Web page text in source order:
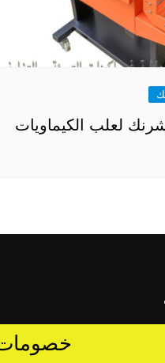
لعلب الكيماويات
خصومات تصل الى 40 %...